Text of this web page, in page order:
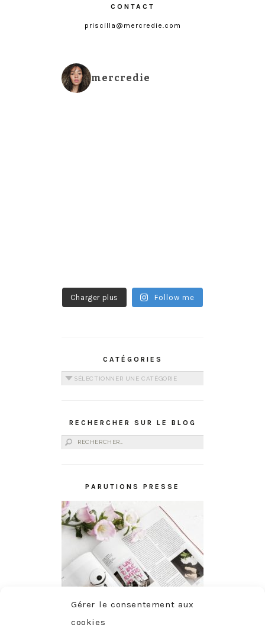
Gérer le consentement aux
cookies
CONTACT
priscilla@mercredie.com
mercredie
Charger plus Follow me
CATÉGORIES
Catégories
RECHERCHER SUR LE BLOG
Rechercher :
PARUTIONS PRESSE